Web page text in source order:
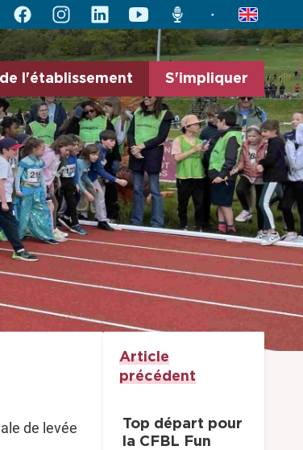
facebookinstagramlinkedinyoutuberadio english
l'établissement S'impliquer
de levée
Article
précédent
Top départ pour
la CFBL Fun